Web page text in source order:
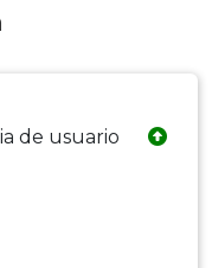
de usuario